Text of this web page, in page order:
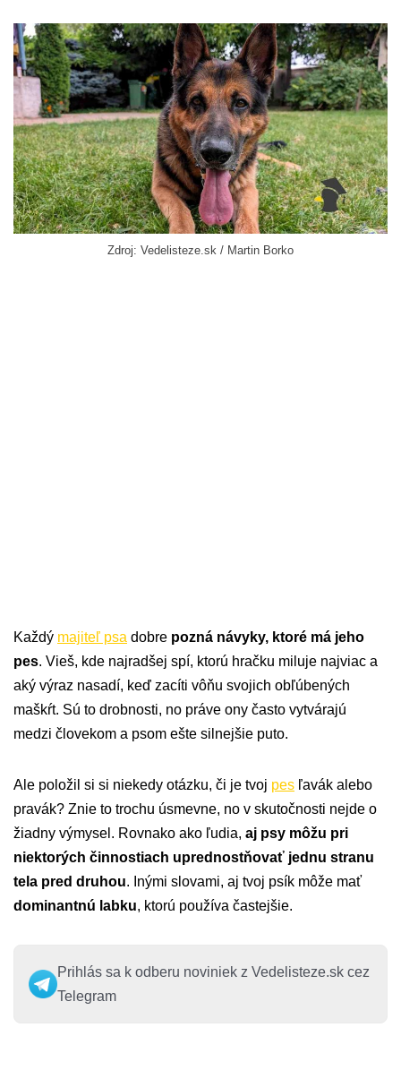
Zdroj: Vedelisteze.sk / Martin Borko
Každý majiteľ psa dobre pozná návyky, ktoré má jeho
pes. Vieš, kde najradšej spí, ktorú hračku miluje najviac a
aký výraz nasadí, keď zacíti vôňu svojich obľúbených
maškŕt. Sú to drobnosti, no práve ony často vytvárajú
medzi človekom a psom ešte silnejšie puto.
Ale položil si si niekedy otázku, či je tvoj pes ľavák alebo
pravák? Znie to trochu úsmevne, no v skutočnosti nejde o
žiadny výmysel. Rovnako ako ľudia, aj psy môžu pri
niektorých činnostiach uprednostňovať jednu stranu
tela pred druhou. Inými slovami, aj tvoj psík môže mať
dominantnú labku, ktorú používa častejšie.
Prihlás sa k odberu noviniek z Vedelisteze.sk cez
Telegram